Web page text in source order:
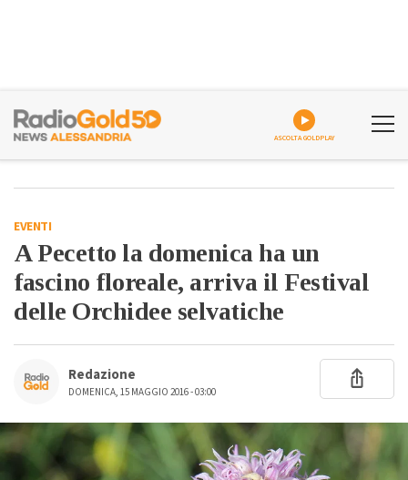
ASCOLTA GOLDPLAY
EVENTI
A Pecetto la domenica ha un
fascino floreale, arriva il Festival
delle Orchidee selvatiche
Redazione
DOMENICA, 15 MAGGIO 2016 - 03:00